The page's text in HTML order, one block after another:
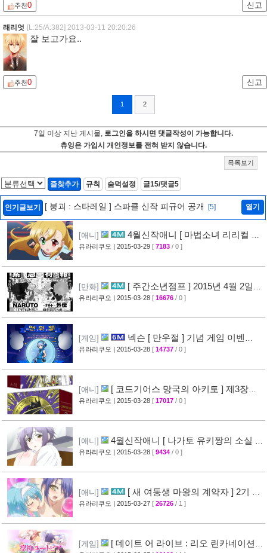
추천0 신고
래리엇 [L:25/A:382] 2013-03-11 20:20:26
잘 보고가요..
추천0 신고
1 2
7일 이상 지난 게시물, 로그인을 하시면 댓글작성이 가능합니다.
츄잉은 가입시 개인정보를 전혀 받지 않습니다.
목록보기
즐찾추가 규칙 숨덕설정 글15/댓글5
인기글보기 [ 붕괴 : 스타레일 ] 스파클 신작 피규어 공개 [5] 열기
[애니]
4월신작애니 [ 마법소녀 리리컬 나
노하 ViVid ] PV 영상 공개
유라리쿠오 | 2015-03-29 [ 7183 / 0 ]
[만화]
[ 주간소년점프 ] 2015년 4월 2일
신간목록 표지공개 + [ 나루토 ] 외전만화 연재
유라리쿠오 | 2015-03-28 [ 16676 / 0 ]
[게임]
넥슨 [ 만우절 ] 기념 게임 이벤
트 [63]
유라리쿠오 | 2015-03-28 [ 14737 / 0 ]
[애니]
[ 코드기어스 망국의 아키토 ] 제3장
CM 영상 + [ 코드기어스 반역의 를르슈 ] BD-
유라리쿠오 | 2015-03-28 [ 17017 / 0 ]
[애니]
4월신작애니 [ 나가토 유키짱의 소실 ]
PV 영상 공개 [35]
유라리쿠오 | 2015-03-28 [ 9434 / 0 ]
[애니]
[ 새 여동생 마왕의 계약자 ] 2기 제
작 결정 + 티저 영상 공개 [45]
유라리쿠오 | 2015-03-27 [ 26726 / 1 ]
[게임]
[ 데이트 어 라이브 : 리오 린카네이션 ]